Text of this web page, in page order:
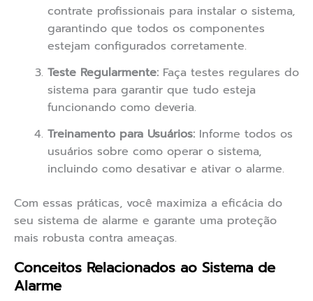
contrate profissionais para instalar o sistema,
garantindo que todos os componentes
estejam configurados corretamente.
Teste Regularmente: Faça testes regulares do
sistema para garantir que tudo esteja
funcionando como deveria.
Treinamento para Usuários: Informe todos os
usuários sobre como operar o sistema,
incluindo como desativar e ativar o alarme.
Com essas práticas, você maximiza a eficácia do
seu sistema de alarme e garante uma proteção
mais robusta contra ameaças.
Conceitos Relacionados ao Sistema de
Alarme